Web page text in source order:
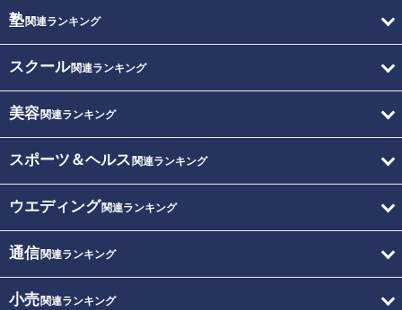
塾関連ランキング
スクール関連ランキング
美容関連ランキング
スポーツ＆ヘルス 関連ランキング
ウエディング関連ランキング
通信関連ランキング
小売関連ランキング